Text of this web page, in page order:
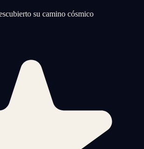
su camino cósmico